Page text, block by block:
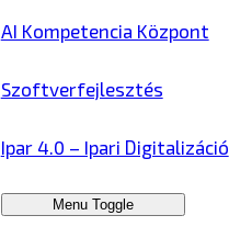
AI Kompetencia Központ
Szoftverfejlesztés
Ipar 4.0 – Ipari Digitalizáció
Menu Toggle